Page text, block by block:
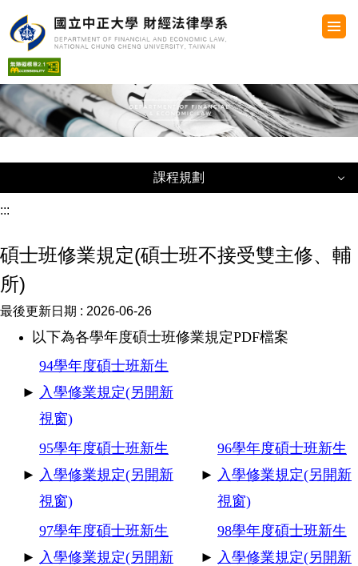
到
要
內
容
區
課程規劃
最新課表
學士班
碩士班
碩士在職專班
校級學分學程
碩士論文相關
:::
碩士班修業規定(碩士班不接受雙主修、輔
所)
最後更新日期 : 2026-06-26
以下為各學年度碩士班修業規定PDF檔案
►
94學年度碩士班新生
入學修業規定(另開新
視窗)
►
95學年度碩士班新生
入學修業規定(另開新
視窗)
►
96學年度碩士班新生
入學修業規定(另開新
視窗)
►
97學年度碩士班新生
入學修業規定(另開新
►
98學年度碩士班新生
入學修業規定(另開新